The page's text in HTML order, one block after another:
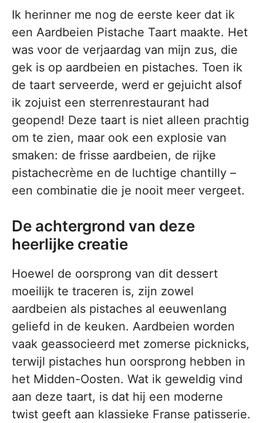
Ik herinner me nog de eerste keer dat ik
een Aardbeien Pistache Taart maakte. Het
was voor de verjaardag van mijn zus, die
gek is op aardbeien en pistaches. Toen ik
de taart serveerde, werd er gejuicht alsof
ik zojuist een sterrenrestaurant had
geopend! Deze taart is niet alleen prachtig
om te zien, maar ook een explosie van
smaken: de frisse aardbeien, de rijke
pistachecrème en de luchtige chantilly –
een combinatie die je nooit meer vergeet.
De achtergrond van deze
heerlijke creatie
Hoewel de oorsprong van dit dessert
moeilijk te traceren is, zijn zowel
aardbeien als pistaches al eeuwenlang
geliefd in de keuken. Aardbeien worden
vaak geassocieerd met zomerse picknicks,
terwijl pistaches hun oorsprong hebben in
het Midden-Oosten. Wat ik geweldig vind
aan deze taart, is dat hij een moderne
twist geeft aan klassieke Franse patisserie.